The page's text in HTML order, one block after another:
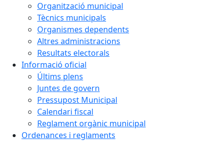
Organització municipal
Tècnics municipals
Organismes dependents
Altres administracions
Resultats electorals
Informació oficial
Últims plens
Juntes de govern
Pressupost Municipal
Calendari fiscal
Reglament orgànic municipal
Ordenances i reglaments